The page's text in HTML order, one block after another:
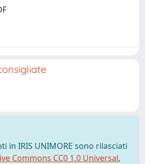
in IRIS UNIMORE sono rilasciati
Commons CC0 1.0 Universal,